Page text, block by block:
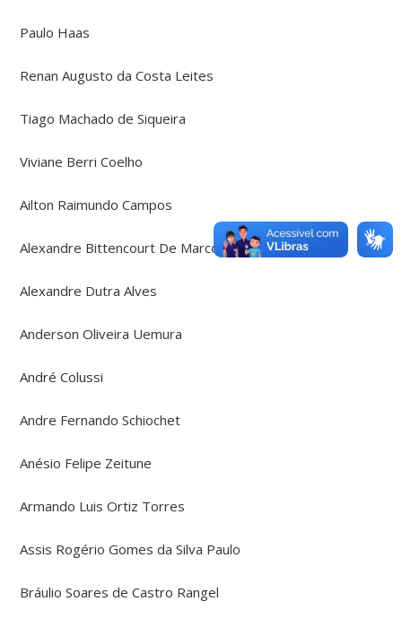
Paulo Haas
Renan Augusto da Costa Leites
Tiago Machado de Siqueira
Viviane Berri Coelho
Ailton Raimundo Campos
Alexandre Bittencourt De Marco
Alexandre Dutra Alves
Anderson Oliveira Uemura
André Colussi
Andre Fernando Schiochet
Anésio Felipe Zeitune
Armando Luis Ortiz Torres
Assis Rogério Gomes da Silva Paulo
Bráulio Soares de Castro Rangel